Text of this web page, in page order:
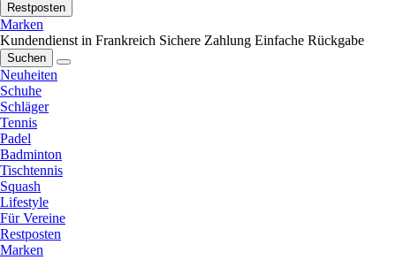
Restposten
Marken
Kundendienst in Frankreich Sichere Zahlung Einfache Rückgabe
Suchen
Neuheiten
Schuhe
Schläger
Tennis
Padel
Badminton
Tischtennis
Squash
Lifestyle
Für Vereine
Restposten
Marken